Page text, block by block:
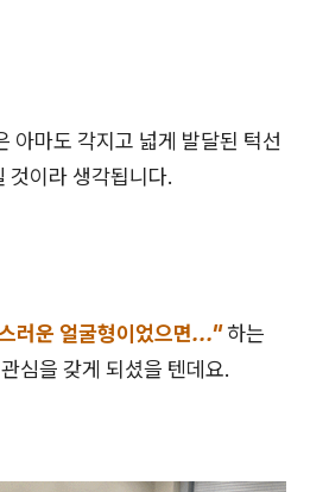
아마도 각지고 넓게 발달된 턱선
것이라 생각됩니다.
러운 얼굴형이었으면..."하는
심을 갖게 되셨을 텐데요.